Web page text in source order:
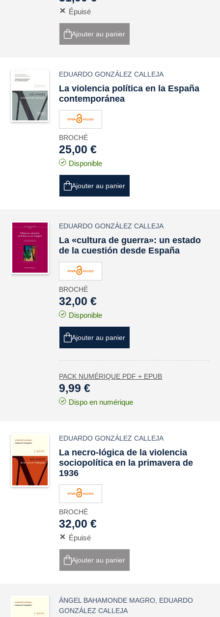
Épuisé
Ajouter au panier
EDUARDO GONZÁLEZ CALLEJA
La violencia política en la España
contemporánea
BROCHÉ
25,00 €
Disponible
Ajouter au panier
EDUARDO GONZÁLEZ CALLEJA
La «cultura de guerra»: un estado
de la cuestión desde España
BROCHÉ
32,00 €
Disponible
Ajouter au panier
PACK NUMÉRIQUE PDF + EPUB
9,99 €
Dispo en numérique
EDUARDO GONZÁLEZ CALLEJA
La necro-lógica de la violencia
sociopolítica en la primavera de
1936
BROCHÉ
32,00 €
Épuisé
Ajouter au panier
ÁNGEL BAHAMONDE MAGRO EDUARDO
GONZÁLEZ CALLEJA